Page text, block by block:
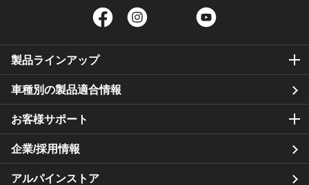
Facebook Twitter
製品ラインアップ
車種別の製品適合情報
お客様サポート
企業/採用情報
アルパインストア